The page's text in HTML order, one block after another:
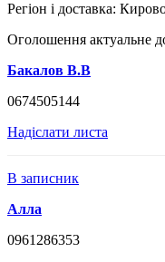
Регіон і доставка:
Оголошення актуальне
Бакалов В.В
0674505144
Надіслати листа
В записник
Алла
0961286353